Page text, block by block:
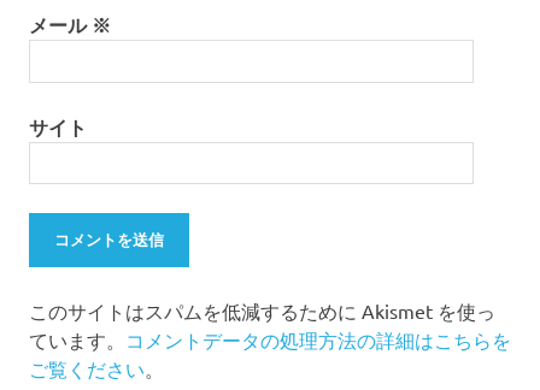
メール ※
サイト
このサイトはスパムを低減するために Akismet を使っ
ています。 コメントデータの処理方法の詳細はこちらを
ご覧ください。